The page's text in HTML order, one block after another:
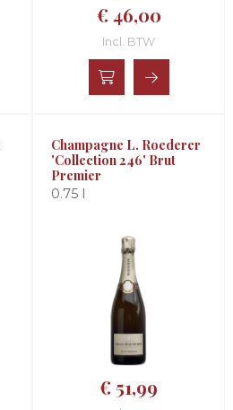
€ 46,00
Incl. BTW
Champagne L. Roederer
'Collection 246' Brut
Premier
0.75 l
€ 51,99